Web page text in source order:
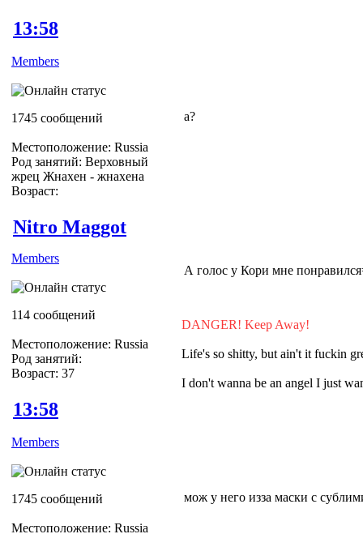
13:58
Members
1745 сообщений
Местоположение: Russia
Род занятий: Верховный
жрец Жнахен - жнахена
Возраст:
а?
Nitro Maggot
Members
114 сообщений
Местоположение: Russia
Род занятий:
Возраст: 37
А голос у Кори мне
DANGER! Keep Away!
Life's so shitty, but ain't it fuckin
I don't wanna be an angel I just
13:58
Members
1745 сообщений
Местоположение: Russia
мож у него изза маски с